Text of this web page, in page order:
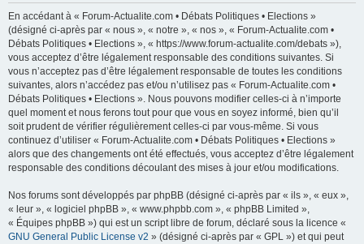
En accédant à « Forum-Actualite.com • Débats Politiques • Elections »
(désigné ci-après par « nous », « notre », « nos », « Forum-Actualite.com •
Débats Politiques • Elections », « https://www.forum-actualite.com/debats »),
vous acceptez d’être légalement responsable des conditions suivantes. Si
vous n’acceptez pas d’être légalement responsable de toutes les conditions
suivantes, alors n’accédez pas et/ou n’utilisez pas « Forum-Actualite.com •
Débats Politiques • Elections ». Nous pouvons modifier celles-ci à n’importe
quel moment et nous ferons tout pour que vous en soyez informé, bien qu’il
soit prudent de vérifier régulièrement celles-ci par vous-même. Si vous
continuez d’utiliser « Forum-Actualite.com • Débats Politiques • Elections »
alors que des changements ont été effectués, vous acceptez d’être légalement
responsable des conditions découlant des mises à jour et/ou modifications.
Nos forums sont développés par phpBB (désigné ci-après par « ils », « eux »,
« leur », « logiciel phpBB », « www.phpbb.com », « phpBB Limited »,
« Équipes phpBB ») qui est un script libre de forum, déclaré sous la licence «
GNU General Public License v2 » (désigné ci-après par « GPL ») et qui peut